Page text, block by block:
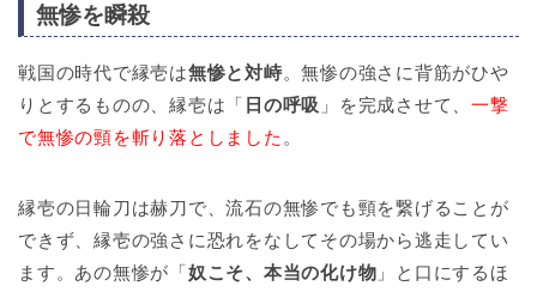
無惨を瞬殺
戦国の時代で縁壱は無惨と対峙。無惨の強さに背筋がひや
りとするものの、縁壱は「 日の呼吸 」を完成させて、一撃
で無惨の頸を斬り落としました 。
縁壱の日輪刀は赫刀で、流石の無惨でも頸を繋げることが
できず、縁壱の強さに恐れをなしてその場から逃走してい
ます。あの無惨が「奴こそ、本当の化け物 」と口にするほ